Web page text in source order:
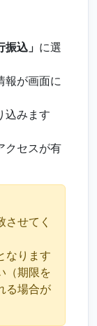
振込」 に選
報が画面に
込みます
クセスが有
せてく
なります
（期限を
る場合が